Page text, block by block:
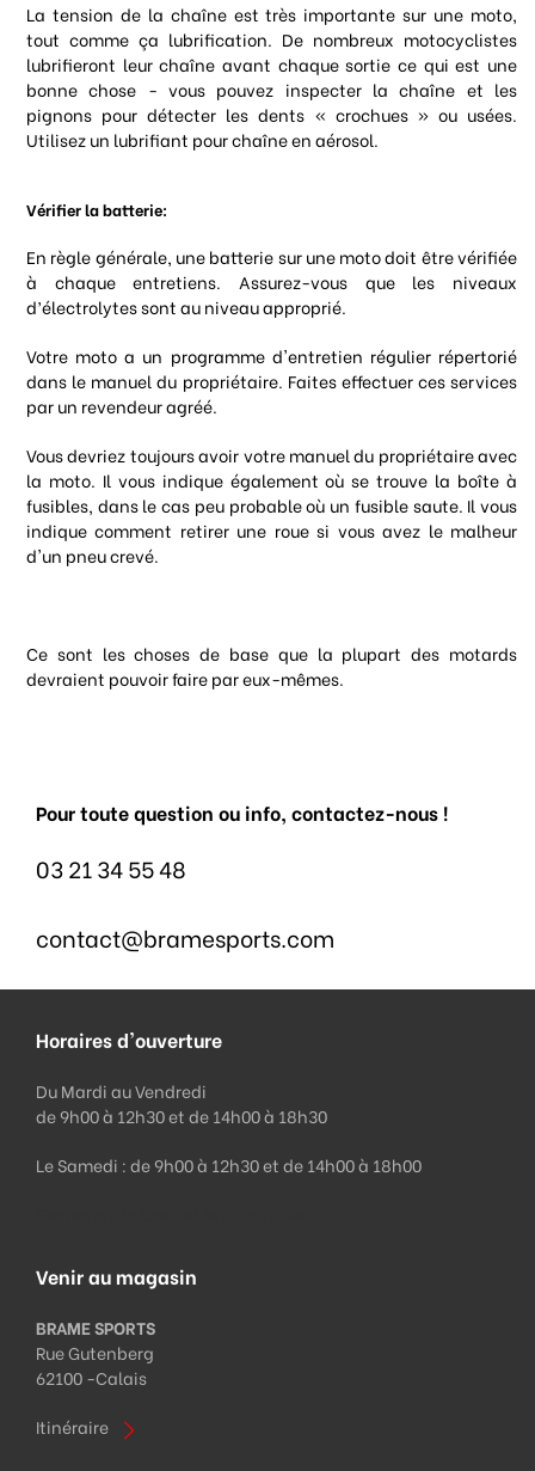
La tension de la chaîne est très importante sur une moto,
tout comme ça lubrification. De nombreux motocyclistes
lubrifieront leur chaîne avant chaque sortie ce qui est une
bonne chose - vous pouvez inspecter la chaîne et les
pignons pour détecter les dents « crochues » ou usées.
Utilisez un lubrifiant pour chaîne en aérosol.
Vérifier la batterie:
En règle générale, une batterie sur une moto doit être vérifiée
à chaque entretiens. Assurez-vous que les niveaux
d’électrolytes sont au niveau approprié.
Votre moto a un programme d'entretien régulier répertorié
dans le manuel du propriétaire. Faites effectuer ces services
par un revendeur agréé.
Vous devriez toujours avoir votre manuel du propriétaire avec
la moto. Il vous indique également où se trouve la boîte à
fusibles, dans le cas peu probable où un fusible saute. Il vous
indique comment retirer une roue si vous avez le malheur
d'un pneu crevé.
Ce sont les choses de base que la plupart des motards
devraient pouvoir faire par eux-mêmes.
Pour toute question ou info, contactez-nous !
03 21 34 55 48
contact@bramesports.com
Horaires d'ouverture
Du Mardi au Vendredi
de 9h00 à 12h30 et de 14h00 à 18h30
Le Samedi : de 9h00 à 12h30 et de 14h00 à 18h00
Venir au magasin
BRAME SPORTS
Rue Gutenberg
62100 -Calais
Itinéraire